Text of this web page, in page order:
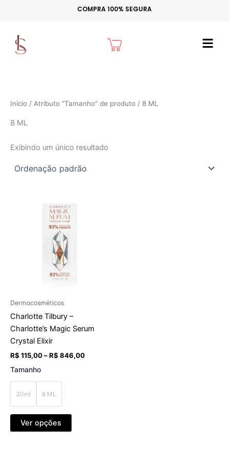
conteúdo
COMPRA 100% SEGURA
Cart
Início / Atributo "Tamanho" de produto / 8 ML
8 ML
Exibindo um único resultado
Dermocosméticos
Charlotte Tilbury –
Charlotte’s Magic Serum
Crystal Elixir
R$ 115,00–R$ 846,00
Tamanho
30ml 8 ML
Ver opções
página
produto